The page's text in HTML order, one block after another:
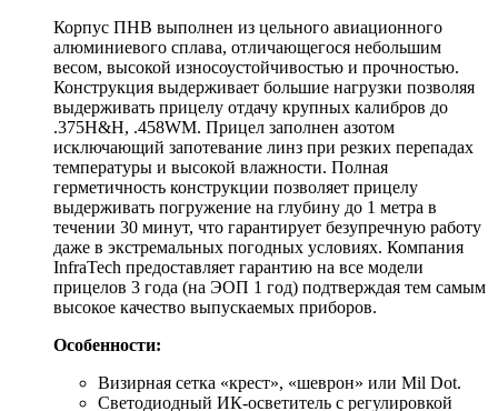
Корпус ПНВ выполнен из цельного авиационного
алюминиевого сплава, отличающегося небольшим
весом, высокой износоустойчивостью и прочностью.
Конструкция выдерживает большие нагрузки позволяя
выдерживать прицелу отдачу крупных калибров до
.375Н&H, .458WM. Прицел заполнен азотом
исключающий запотевание линз при резких перепадах
температуры и высокой влажности. Полная
герметичность конструкции позволяет прицелу
выдерживать погружение на глубину до 1 метра в
течении 30 минут, что гарантирует безупречную работу
даже в экстремальных погодных условиях. Компания
InfraTech предоставляет гарантию на все модели
прицелов 3 года (на ЭОП 1 год) подтверждая тем самым
высокое качество выпускаемых приборов.
Особенности:
Визирная сетка «крест», «шеврон» или Mil Dot.
Светодиодный ИК-осветитель с регулировкой